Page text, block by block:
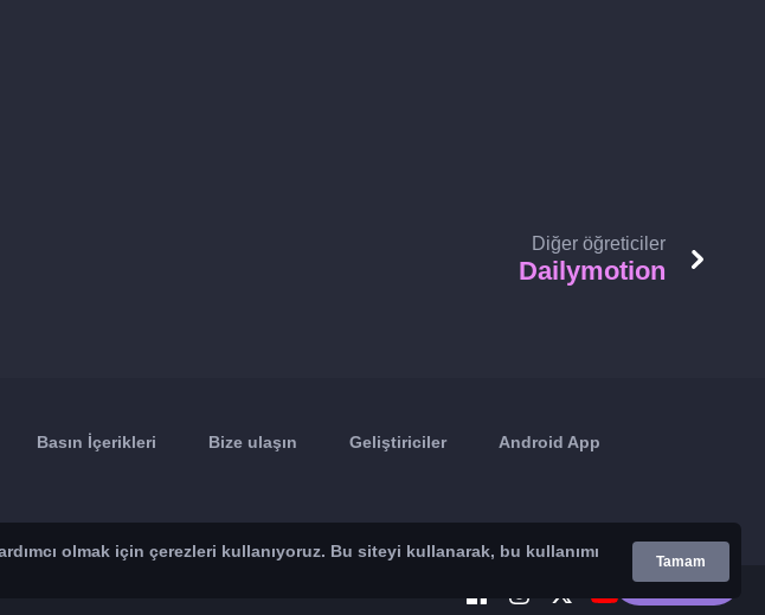
Diğer öğreticiler
Dailymotion
Basın İçerikleri Bize ulaşın Geliştiriciler Android App
olmak için çerezleri kullanıyoruz. Bu siteyi kullanarak, bu kullanımı
Tamam